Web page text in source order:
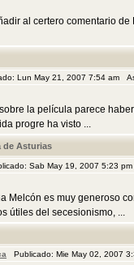
al certero comentario de
Lun May 21, 2007 7:54 am
la película parece
progre ha visto ...
de Asturias
Sab May 19, 2007 5:23
Melcón es muy generoso
útiles del secesionismo, ...
Publicado: Mie May 02, 2007